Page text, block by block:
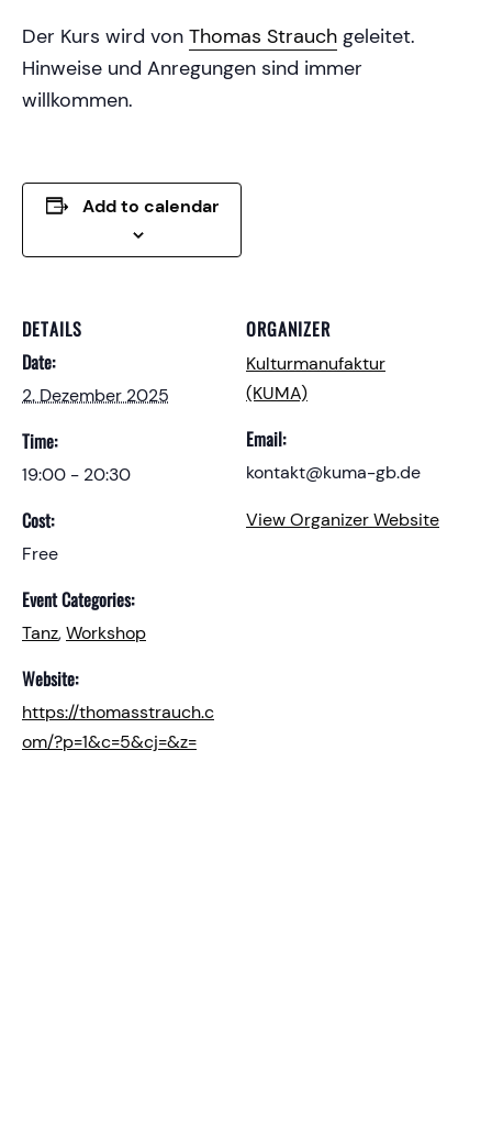
Der Kurs wird von Thomas Strauch geleitet.
Hinweise und Anregungen sind immer
willkommen.
Add to calendar
DETAILS
Date:
2. Dezember 2025
Time:
19:00 - 20:30
Cost:
Free
Event Categories:
Tanz,Workshop
Website:
https://thomasstrauch.c
om/?p=1&c=5&cj=&z=
ORGANIZER
Kulturmanufaktur
(KUMA)
Email:
kontakt@kuma-gb.de
View Organizer Website